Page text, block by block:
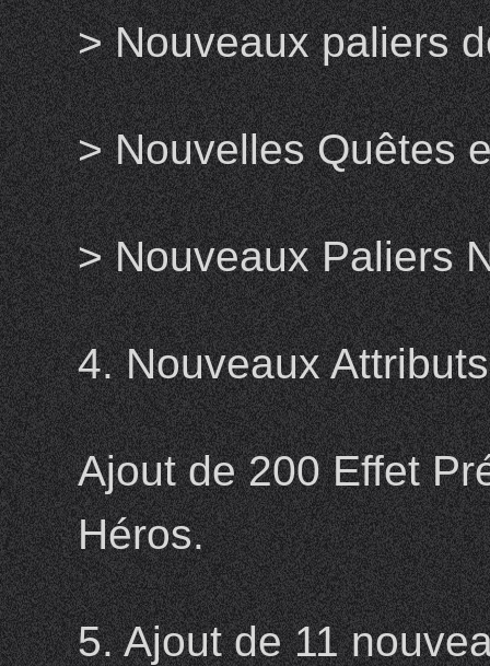
> Nouveaux paliers
> Nouvelles Quêtes
> Nouveaux Paliers
4. Nouveaux
Ajout de 200 Effet
Héros.
5. Ajout de 11